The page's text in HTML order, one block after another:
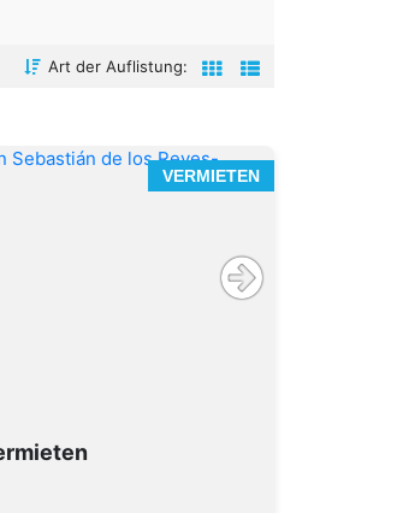
Art der Auflistung:
VERMIETEN